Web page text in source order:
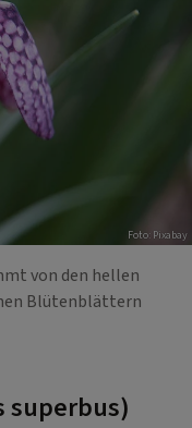
Foto: Pixabay
von den hellen
Blütenblättern
superbus)